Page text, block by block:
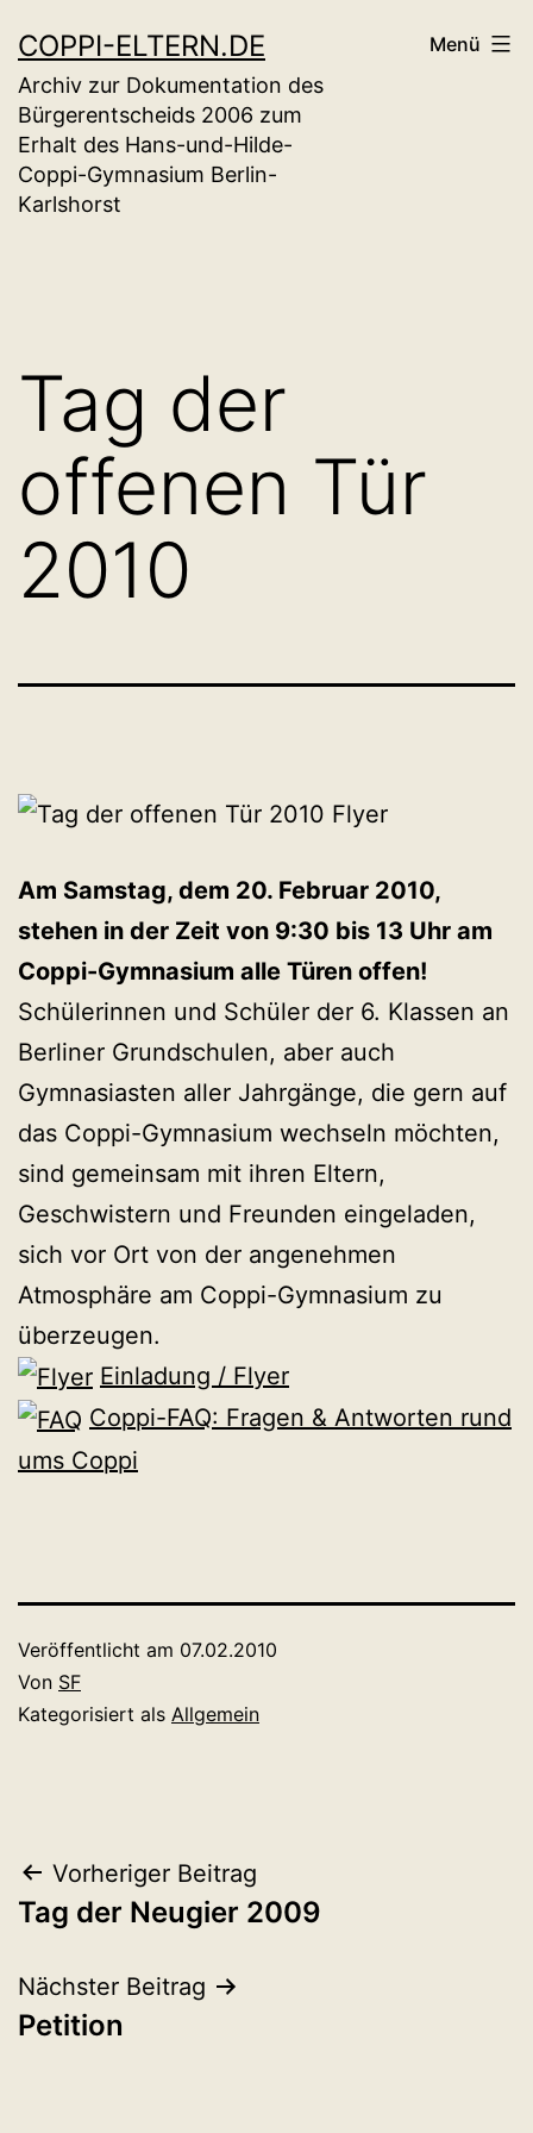
Inhalt
springen
COPPI-ELTERN.DE
Archiv zur Dokumentation des
Bürgerentscheids 2006 zum
Erhalt des Hans-und-Hilde-
Coppi-Gymnasium Berlin-
Karlshorst
Menü
Tag der
offenen Tür
2010
Am Samstag, dem 20. Februar 2010,
stehen in der Zeit von 9:30 bis 13 Uhr am
Coppi-Gymnasium alle Türen offen!
Schülerinnen und Schüler der 6. Klassen an
Berliner Grundschulen, aber auch
Gymnasiasten aller Jahrgänge, die gern auf
das Coppi-Gymnasium wechseln möchten,
sind gemeinsam mit ihren Eltern,
Geschwistern und Freunden eingeladen,
sich vor Ort von der angenehmen
Atmosphäre am Coppi-Gymnasium zu
überzeugen.
Einladung / Flyer
Coppi-FAQ: Fragen & Antworten rund
ums Coppi
Veröffentlicht am 07.02.2010
Von SF
Kategorisiert als Allgemein
Beitragsnavigation
Vorheriger Beitrag
Tag der Neugier 2009
Nächster Beitrag
Petition